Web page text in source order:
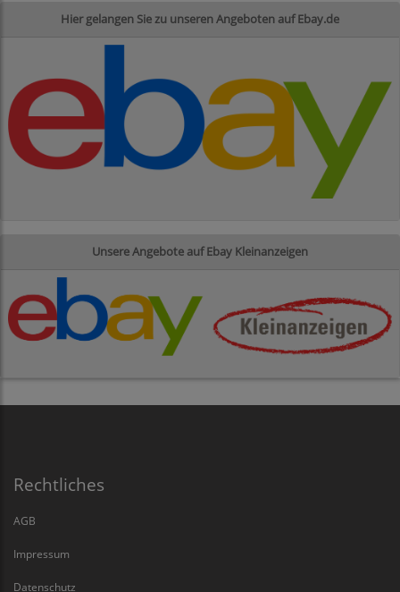
Hier gelangen Sie zu unseren Angeboten auf Ebay.de
Unsere Angebote auf Ebay Kleinanzeigen
Rechtliches
AGB
Impressum
Datenschutz